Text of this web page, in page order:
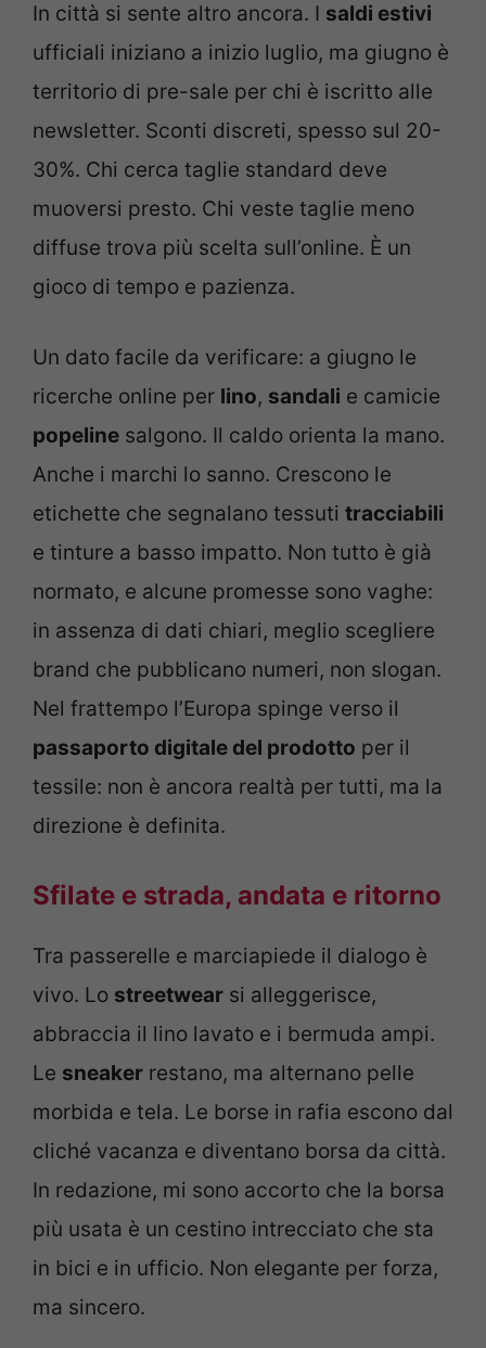
In città si sente altro ancora. I saldi estivi
ufficiali iniziano a inizio luglio, ma giugno è
territorio di pre-sale per chi è iscritto alle
newsletter. Sconti discreti, spesso sul 20-
30%. Chi cerca taglie standard deve
muoversi presto. Chi veste taglie meno
diffuse trova più scelta sull’online. È un
gioco di tempo e pazienza.
Un dato facile da verificare: a giugno le
ricerche online per lino, sandali e camicie
popeline salgono. Il caldo orienta la mano.
Anche i marchi lo sanno. Crescono le
etichette che segnalano tessuti tracciabili
e tinture a basso impatto. Non tutto è già
normato, e alcune promesse sono vaghe:
in assenza di dati chiari, meglio scegliere
brand che pubblicano numeri, non slogan.
Nel frattempo l’Europa spinge verso il
passaporto digitale del prodotto per il
tessile: non è ancora realtà per tutti, ma la
direzione è definita.
Sfilate e strada, andata e ritorno
Tra passerelle e marciapiede il dialogo è
vivo. Lo streetwear si alleggerisce,
abbraccia il lino lavato e i bermuda ampi.
Le sneaker restano, ma alternano pelle
morbida e tela. Le borse in rafia escono dal
cliché vacanza e diventano borsa da città.
In redazione, mi sono accorto che la borsa
più usata è un cestino intrecciato che sta
in bici e in ufficio. Non elegante per forza,
ma sincero.